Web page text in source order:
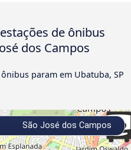
de ônibus
dos Campos
param em Ubatuba, SP
São José dos Campos